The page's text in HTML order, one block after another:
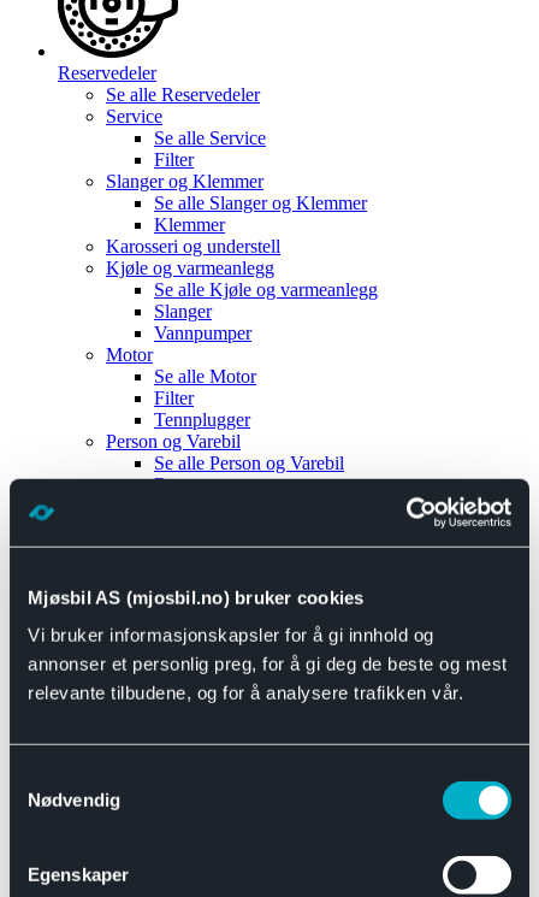
Mjøsbil AS (mjosbil.no) bruker cookies
Vi bruker informasjonskapsler for å gi innhold og
annonser et personlig preg, for å gi deg de beste og mest
relevante tilbudene, og for å analysere trafikken vår.
Nødvendig
Egenskaper
Reservedeler
Se alle Reservedeler
Service
Se alle Service
Filter
Slanger og Klemmer
Se alle Slanger og Klemmer
Klemmer
Karosseri og understell
Kjøle og varmeanlegg
Se alle Kjøle og varmeanlegg
Slanger
Vannpumper
Motor
Se alle Motor
Filter
Tennplugger
Person og Varebil
Se alle Person og Varebil
Brems
Motor og drivverk
Se alle Universal
Bremsedeler
Se alle Bremsedeler
Bremsenippler
Drivline og motor
Se alle Drivline og motor
Eksosanlegg